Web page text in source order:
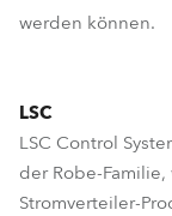
werden können.
LSC
LSC Control
der Robe-
Stromverteiler-